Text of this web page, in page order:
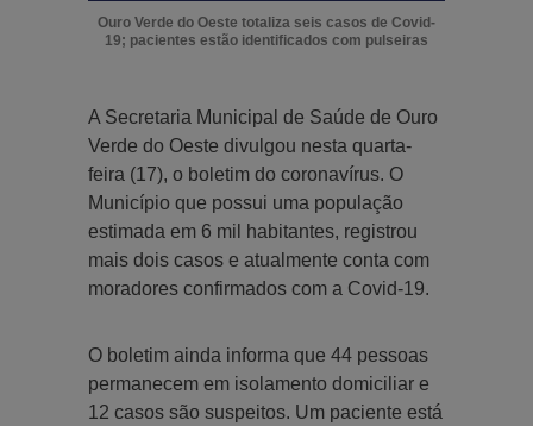
Ouro Verde do Oeste totaliza seis casos de Covid-
19; pacientes estão identificados com pulseiras
A Secretaria Municipal de Saúde de Ouro
Verde do Oeste divulgou nesta quarta-
feira (17), o boletim do coronavírus. O
Município que possui uma população
estimada em 6 mil habitantes, registrou
mais dois casos e atualmente conta com
moradores confirmados com a Covid-19.
O boletim ainda informa que 44 pessoas
permanecem em isolamento domiciliar e
12 casos são suspeitos. Um paciente está